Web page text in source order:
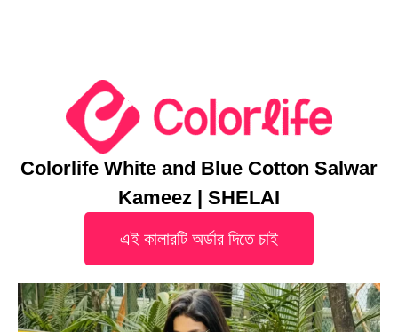
Colorlife White and Blue Cotton Salwar
Kameez | SHELAI
এই কালারটি অর্ডার দিতে চাই